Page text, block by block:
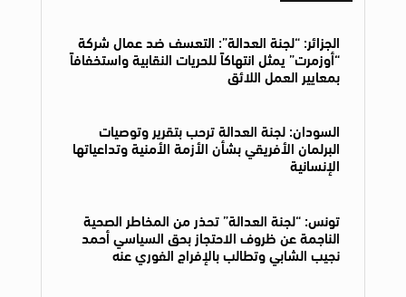
الجزائر: “لجنة العدالة”: التعسف ضد عمال شركة
“أوزمرت” يمثل انتهاكاً للحريات النقابية واستخفافاً
بمعايير العمل اللائق
السودان: لجنة العدالة ترحب بتقرير وتوصيات
البرلمان الأفريقي بشأن الأزمة الأمنية وتداعياتها
الإنسانية
تونس: “لجنة العدالة” تحذر من المخاطر الصحية
الناجمة عن ظروف الاحتجاز بحق السياسي أحمد
نجيب الشابي وتطالب بالإفراج الفوري عنه